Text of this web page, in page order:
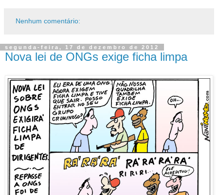
Nenhum comentário:
segunda-feira, 17 de dezembro de 2012
Nova lei de ONGs exige ficha limpa